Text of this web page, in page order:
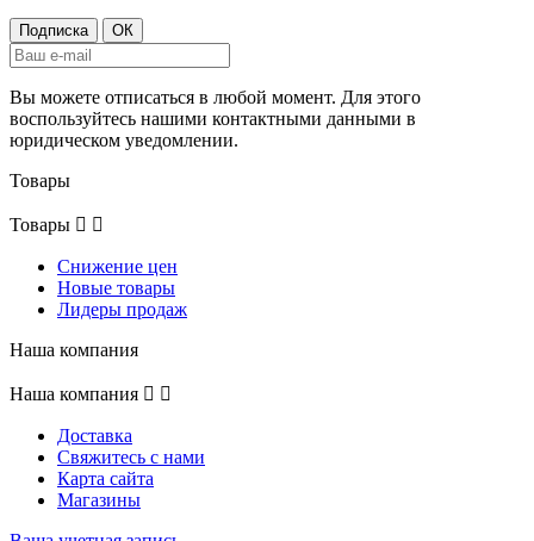
Вы можете отписаться в любой момент. Для этого
воспользуйтесь нашими контактными данными в
юридическом уведомлении.
Товары
Товары  
Снижение цен
Новые товары
Лидеры продаж
Наша компания
Наша компания  
Доставка
Свяжитесь с нами
Карта сайта
Магазины